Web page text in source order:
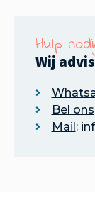
Hulp
Wij
Bel ons
Mail: